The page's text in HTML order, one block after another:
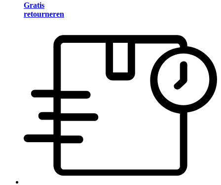
Gratis
retourneren